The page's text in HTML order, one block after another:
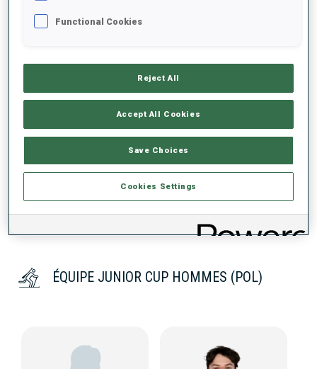
TIR DEBOUT
TENDANCE DES PERFORMANCES
ÉQUIPE JUNIOR CUP HOMMES (POL)
Functional Cookies
Reject All
Accept All Cookies
Save Choices
Cookies Settings